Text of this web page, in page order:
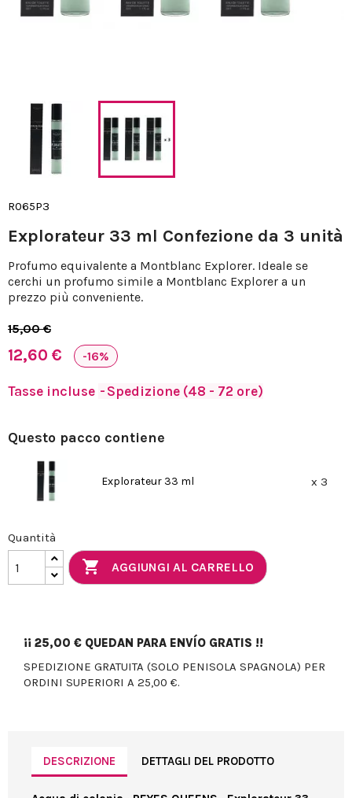
R065P3
Explorateur 33 ml Confezione da 3 unità
Profumo equivalente a Montblanc Explorer. Ideale se
cerchi un profumo simile a Montblanc Explorer a un
prezzo più conveniente.
15,00 €
12,60 € -16%
Tasse incluse Spedizione (48 - 72 ore)
Questo pacco contiene
Explorateur 33 ml x 3
Quantità
 AGGIUNGI AL CARRELLO
¡¡ 25,00 € QUEDAN PARA ENVÍO GRATIS !!
SPEDIZIONE GRATUITA (SOLO PENISOLA SPAGNOLA) PER
ORDINI SUPERIORI A 25,00 €.
DESCRIZIONE DETTAGLI DEL PRODOTTO